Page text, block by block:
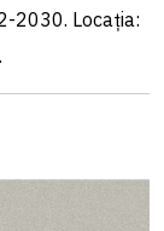
2030. Locația: